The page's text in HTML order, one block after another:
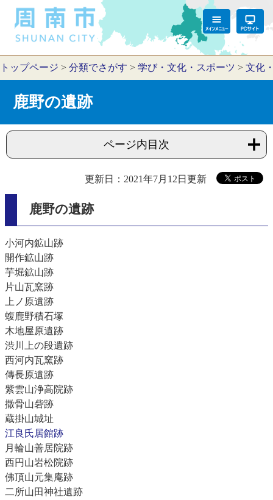
トップページ > 分類でさがす > 学び・文化・スポーツ > 文化
鹿野の遺跡
ページ内目次
更新日：2021年7月12日更新
鹿野の遺跡
小河内鉱山跡
開作鉱山跡
芋堀鉱山跡
片山瓦窯跡
上ノ原遺跡
蝮鹿野積石塚
木地屋原遺跡
渋川上の段遺跡
西河内瓦窯跡
傳長原遺跡
紫雲山浄高院跡
撒骨山砦跡
蔵掛山城址
江良氏居館跡
月輪山善居院跡
西円山岩松院跡
佛頂山元集庵跡
二所山田神社遺跡